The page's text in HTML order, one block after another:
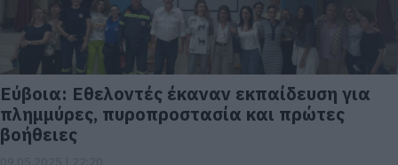
Εύβοια: Εθελοντές έκαναν εκπαίδευση για
πλημμύρες, πυροπροστασία και πρώτες
βοήθειες